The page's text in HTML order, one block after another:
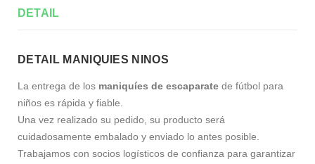
DETAIL
DETAIL MANIQUIES NINOS
La entrega de los maniquíes de escaparate de fútbol para
niños es rápida y fiable.
Una vez realizado su pedido, su producto será
cuidadosamente embalado y enviado lo antes posible.
Trabajamos con socios logísticos de confianza para garantizar